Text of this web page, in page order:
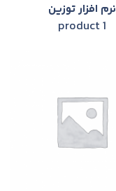
نرم افزار توزین
1 product